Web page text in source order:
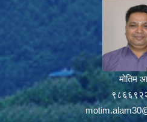
मोतिम